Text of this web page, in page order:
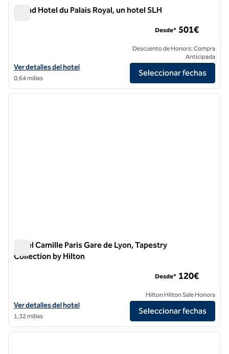
Grand Hotel du Palais Royal, un hotel SLH
Ver detalles del Grand Hotel du Palais Royal, un hotel SLH
Ver detalles del hotel
0,64 millas
Desde* 501€
Descuento de Honors: Compra
Anticipada
Seleccionar fechas
1/12
1 de 12
Hotel Camille Paris Gare de Lyon, Tapestry
Collection by Hilton
Ver detalles del hotel Camille Paris Gare de Lyon, Tapestry
Ver detalles del hotel
1,32 millas
Desde* 120€
Hilton Hilton Sale Honors
Seleccionar fechas
1/9
1 de 9